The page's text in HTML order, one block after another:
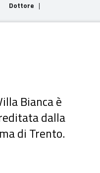
Dottore |
Bianca è
dalla
di Trento.